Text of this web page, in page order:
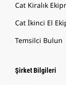
Cat Kiralık
Cat İkinci El
Temsilci Bulun
Şirket Bilgileri